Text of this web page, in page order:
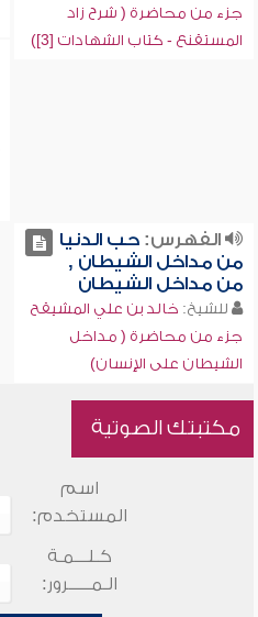
جزء من محاضرة ( شرح زاد
المستقنع - كتاب الشهادات [3])
الفهرس:حب الدنيا
من مداخل الشيطان ,
من مداخل الشيطان
للشيخ: خالد بن علي المشيقح
جزء من محاضرة ( مداخل
الشيطان على الإنسان)
مكتبتك الصوتية
اسم
المستخدم:
كـلـــمـة
الـمـــــرور: